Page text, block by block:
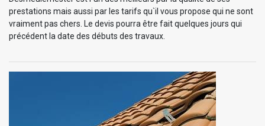
prestations mais aussi par les tarifs qu`il vous propose qui ne sont
vraiment pas chers. Le devis pourra être fait quelques jours qui
précédent la date des débuts des travaux.